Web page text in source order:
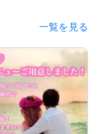
一覧を見る